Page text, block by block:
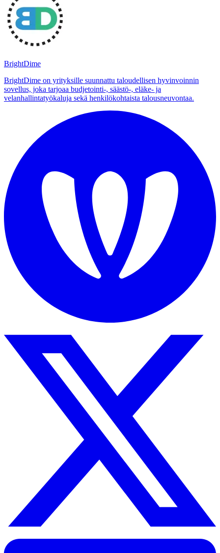
BrightDime
BrightDime on yrityksille suunnattu taloudellisen hyvinvoinnin
sovellus, joka tarjoaa budjetointi-, säästö-, eläke- ja
velanhallintatyökaluja sekä henkilökohtaista talousneuvontaa.